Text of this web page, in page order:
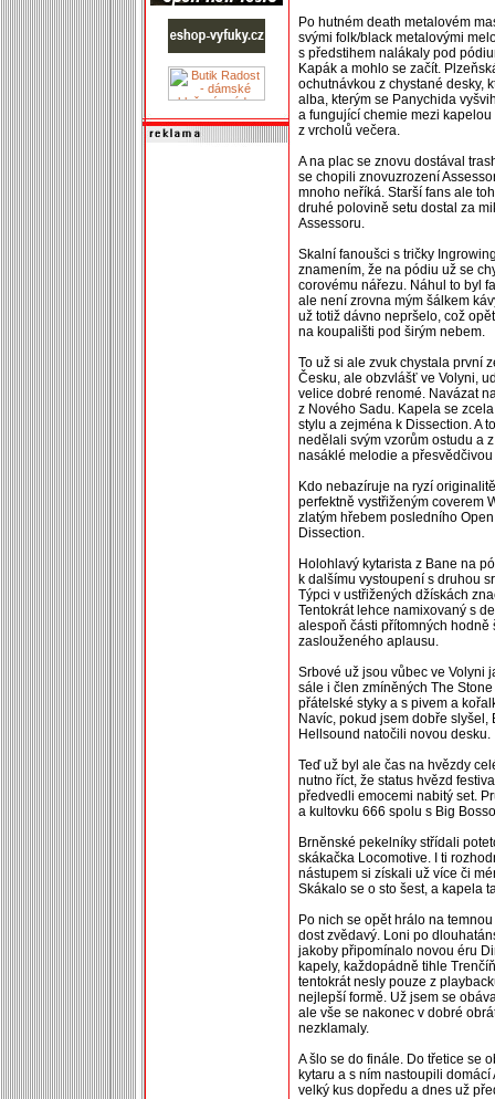
Po hutném death metalovém
svými folk/black metalovými
s předstihem nalákaly pod
Kapák a mohlo se začít.
ochutnávkou z chystané desky,
alba, kterým se Panychida
a fungující chemie mezi
z vrcholů večera.
A na plac se znovu dostával
se chopili znovuzrození
mnoho neříká. Starší fans ale
druhé polovině setu dostal za
Assessoru.
Skalní fanoušci s tričky
znamením, že na pódiu už se
corovému nářezu. Náhul to byl
ale není zrovna mým šálkem
už totiž dávno nepršelo, což
na koupališti pod širým nebem.
To už si ale zvuk chystala první
Česku, ale obzvlášť ve Volyni,
velice dobré renomé. Navázat
z Nového Sadu. Kapela se
stylu a zejména k Dissection. A
nedělali svým vzorům ostudu a
nasáklé melodie a přesvědčivou
Kdo nebazíruje na ryzí
perfektně vystřiženým coverem
zlatým hřebem posledního
Dissection.
Holohlavý kytarista z Bane na
k dalšímu vystoupení s druhou
Týpci v ustřižených džískách
Tentokrát lehce namixovaný s
alespoň části přítomných
zaslouženého aplausu.
Srbové už jsou vůbec ve Volyni
sále i člen zmíněných The
přátelské styky a s pivem a
Navíc, pokud jsem dobře slyšel,
Hellsound natočili novou desku.
Teď už byl ale čas na hvězdy
nutno říct, že status hvězd
předvedli emocemi nabitý set.
a kultovku 666 spolu s Big
Brněnské pekelníky střídali
skákačka Locomotive. I ti
nástupem si získali už více či
Skákalo se o sto šest, a kapela
Po nich se opět hrálo na
dost zvědavý. Loni po
jakoby připomínalo novou éru
kapely, každopádně tihle
tentokrát nesly pouze z
nejlepší formě. Už jsem se
ale vše se nakonec v dobré
nezklamaly.
A šlo se do finále. Do třetice se
kytaru a s ním nastoupili
velký kus dopředu a dnes už